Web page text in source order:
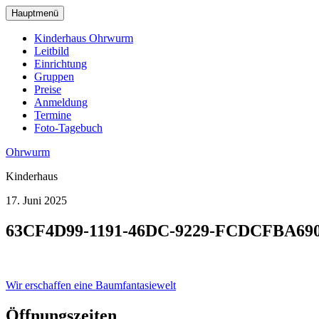
zum
Hauptinhalt
wechseln
Hauptmenü
Kinderhaus Ohrwurm
Leitbild
Einrichtung
Gruppen
Preise
Anmeldung
Termine
Foto-Tagebuch
Ohrwurm
Kinderhaus
17. Juni 2025
63CF4D99-1191-46DC-9229-
Beitragsnavigation
Wir erschaffen eine Baumfantasiewelt
Öffnungszeiten